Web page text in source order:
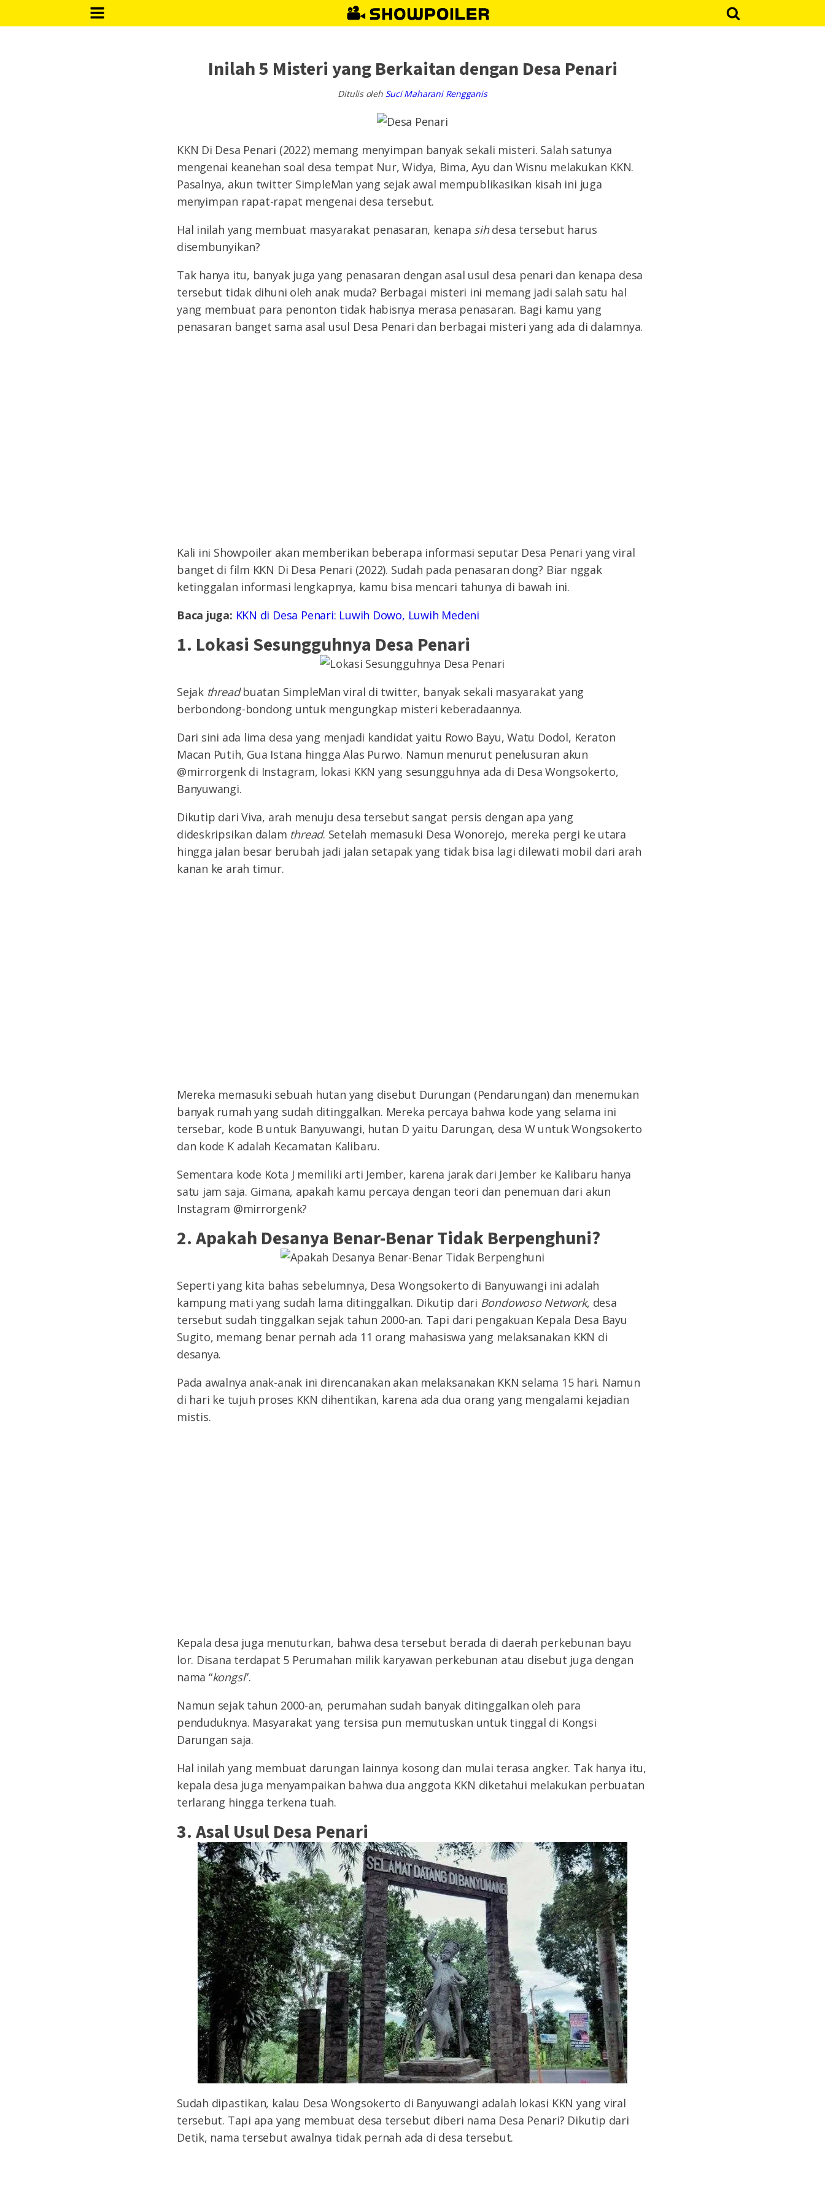
Inilah 5 Misteri yang Berkaitan dengan Desa Penari
Ditulis oleh Suci Maharani Rengganis
KKN Di Desa Penari (2022) memang menyimpan banyak sekali misteri. Salah satunya
mengenai keanehan soal desa tempat Nur, Widya, Bima, Ayu dan Wisnu melakukan KKN.
Pasalnya, akun twitter SimpleMan yang sejak awal mempublikasikan kisah ini juga
menyimpan rapat-rapat mengenai desa tersebut.
Hal inilah yang membuat masyarakat penasaran, kenapa sihdesa tersebut harus
disembunyikan?
Tak hanya itu, banyak juga yang penasaran dengan asal usul desa penari dan kenapa desa
tersebut tidak dihuni oleh anak muda? Berbagai misteri ini memang jadi salah satu hal
yang membuat para penonton tidak habisnya merasa penasaran. Bagi kamu yang
penasaran banget sama asal usul Desa Penari dan berbagai misteri yang ada di dalamnya.
Kali ini Showpoiler akan memberikan beberapa informasi seputar Desa Penari yang viral
banget di film KKN Di Desa Penari (2022). Sudah pada penasaran dong? Biar nggak
ketinggalan informasi lengkapnya, kamu bisa mencari tahunya di bawah ini.
Baca juga: KKN di Desa Penari: Luwih Dowo, Luwih Medeni
1. Lokasi Sesungguhnya Desa Penari
Sejak threadbuatan SimpleMan viral di twitter, banyak sekali masyarakat yang
berbondong-bondong untuk mengungkap misteri keberadaannya.
Dari sini ada lima desa yang menjadi kandidat yaitu Rowo Bayu, Watu Dodol, Keraton
Macan Putih, Gua Istana hingga Alas Purwo. Namun menurut penelusuran akun
@mirrorgenk di Instagram, lokasi KKN yang sesungguhnya ada di Desa Wongsokerto,
Banyuwangi.
Dikutip dari Viva, arah menuju desa tersebut sangat persis dengan apa yang
dideskripsikan dalam thread. Setelah memasuki Desa Wonorejo, mereka pergi ke utara
hingga jalan besar berubah jadi jalan setapak yang tidak bisa lagi dilewati mobil dari arah
kanan ke arah timur.
Mereka memasuki sebuah hutan yang disebut Durungan (Pendarungan) dan menemukan
banyak rumah yang sudah ditinggalkan. Mereka percaya bahwa kode yang selama ini
tersebar, kode B untuk Banyuwangi, hutan D yaitu Darungan, desa W untuk Wongsokerto
dan kode K adalah Kecamatan Kalibaru.
Sementara kode Kota J memiliki arti Jember, karena jarak dari Jember ke Kalibaru hanya
satu jam saja. Gimana, apakah kamu percaya dengan teori dan penemuan dari akun
Instagram @mirrorgenk?
2. Apakah Desanya Benar-Benar Tidak Berpenghuni?
Seperti yang kita bahas sebelumnya, Desa Wongsokerto di Banyuwangi ini adalah
kampung mati yang sudah lama ditinggalkan. Dikutip dari Bondowoso Network, desa
tersebut sudah tinggalkan sejak tahun 2000-an. Tapi dari pengakuan Kepala Desa Bayu
Sugito, memang benar pernah ada 11 orang mahasiswa yang melaksanakan KKN di
desanya.
Pada awalnya anak-anak ini direncanakan akan melaksanakan KKN selama 15 hari. Namun
di hari ke tujuh proses KKN dihentikan, karena ada dua orang yang mengalami kejadian
mistis.
Kepala desa juga menuturkan, bahwa desa tersebut berada di daerah perkebunan bayu
lor. Disana terdapat 5 Perumahan milik karyawan perkebunan atau disebut juga dengan
nama “kongsi”.
Namun sejak tahun 2000-an, perumahan sudah banyak ditinggalkan oleh para
penduduknya. Masyarakat yang tersisa pun memutuskan untuk tinggal di Kongsi
Darungan saja.
Hal inilah yang membuat darungan lainnya kosong dan mulai terasa angker. Tak hanya itu,
kepala desa juga menyampaikan bahwa dua anggota KKN diketahui melakukan perbuatan
terlarang hingga terkena tuah.
3. Asal Usul Desa Penari
Sudah dipastikan, kalau Desa Wongsokerto di Banyuwangi adalah lokasi KKN yang viral
tersebut. Tapi apa yang membuat desa tersebut diberi nama Desa Penari? Dikutip dari
Detik, nama tersebut awalnya tidak pernah ada di desa tersebut.